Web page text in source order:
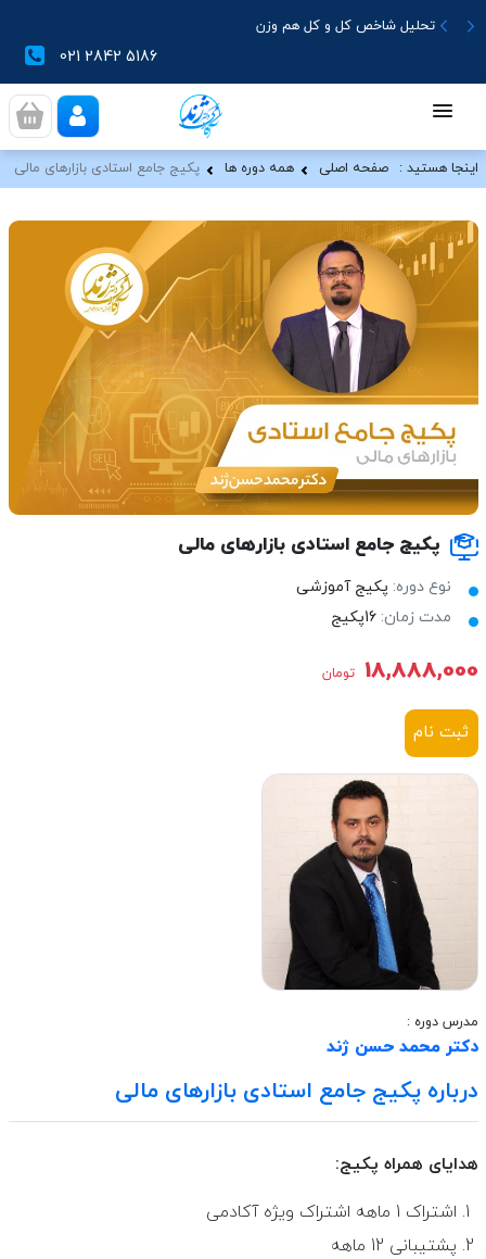
تحلیل شاخص کل و کل هم وزن
021 2842 5186
اینجا هستید : صفحه اصلی همه دوره ها پکیج جامع استادی بازارهای مالی
پکیج جامع استادی بازارهای مالی
نوع دوره: پکیج آموزشی
مدت زمان:16پکیج
18,888,000 تومان
ثبت نام
مدرس دوره :
دکتر محمد حسن ژند
درباره پکیج جامع استادی بازارهای مالی
هدایای همراه پکیج:
اشتراک 1 ماهه اشتراک ویژه آکادمی
پشتیبانی 12 ماهه